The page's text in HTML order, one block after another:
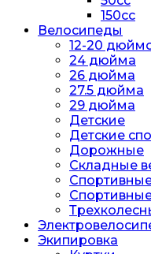
150cc
Велосипеды
12-20
24 дюйма
26 дюйма
27.5 дюйма
29 дюйма
Детские
Детские
Дорожные
Складные
Экипировка